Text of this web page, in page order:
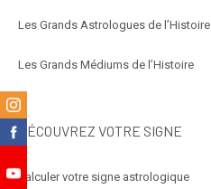
Les Grands Astrologues de l’Histoire
Les Grands Médiums de l’Histoire
DÉCOUVREZ VOTRE SIGNE
Calculer votre signe astrologique